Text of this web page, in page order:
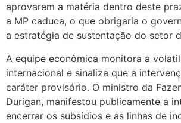
aprovarem a matéria dentro deste
a MP caduca, o que obrigaria o
a estratégia de sustentação do setor
A equipe econômica monitora a
internacional e sinaliza que a
caráter provisório. O ministro da
Durigan, manifestou publicamente a
encerrar os subsídios e as linhas de